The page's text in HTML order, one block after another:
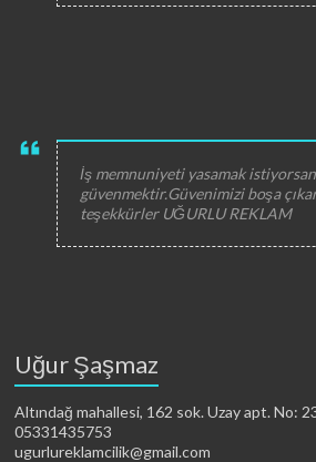
İş memnuniyeti yasamak
güvenmektir.Güvenimizi boşa
teşekkürler UĞURLU REKLAM
Uğur Şaşmaz
Altındağ mahallesi, 162 sok. Uzay apt. No:
05331435753
ugurlureklamcilik@gmail.com